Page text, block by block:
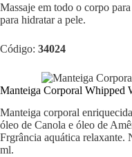
Massaje em todo o corpo
para hidratar a pele.
Código: 34024
Manteiga Corporal Whipped
Manteiga corporal
óleo de Canola e óleo de
Frgrância aquática relaxante.
ml.